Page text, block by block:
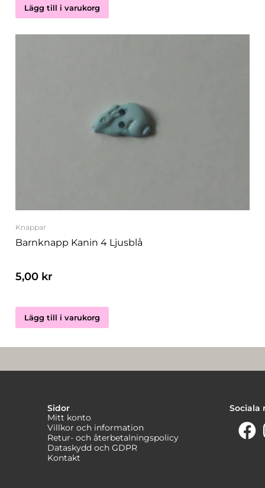
Lägg till i varukorg
Knappar
Barnknapp Kanin 4 Ljusblå
5,00 kr
Lägg till i varukorg
Sidor
Mitt konto
Villkor och information
Retur- och återbetalningspolicy
Dataskydd och GDPR
Kontakt
Sociala